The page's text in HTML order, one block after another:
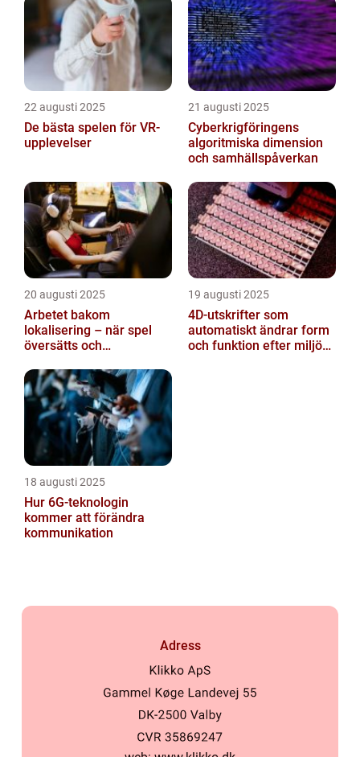
22 augusti 2025
De bästa spelen för VR-
upplevelser
21 augusti 2025
Cyberkrigföringens
algoritmiska dimension
och samhällspåverkan
20 augusti 2025
Arbetet bakom
lokalisering – när spel
översätts och
19 augusti 2025
4D-utskrifter som
automatiskt ändrar form
och funktion efter miljöns
18 augusti 2025
Hur 6G-teknologin
kommer att förändra
kommunikation
Adress